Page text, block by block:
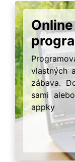
vlastných
zábava.
sami
appky